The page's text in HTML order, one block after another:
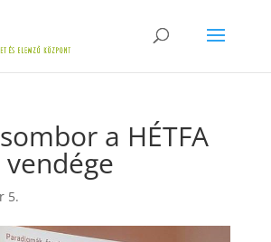
a HÉTFA
5.